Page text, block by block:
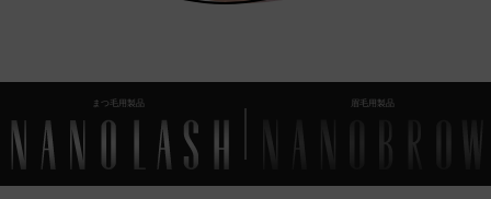
まつ毛用製品 眉毛用製品